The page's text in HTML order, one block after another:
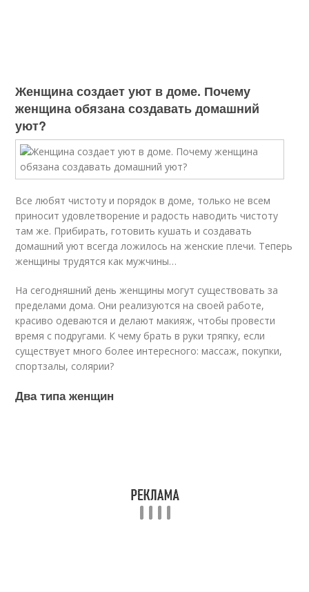
Женщина создает уют в доме. Почему
женщина обязана создавать домашний
уют?
Все любят чистоту и порядок в доме, только не всем
приносит удовлетворение и радость наводить чистоту
там же. Прибирать, готовить кушать и создавать
домашний уют всегда ложилось на женские плечи. Теперь
женщины трудятся как мужчины…
На сегодняшний день женщины могут существовать за
пределами дома. Они реализуются на своей работе,
красиво одеваются и делают макияж, чтобы провести
время с подругами. К чему брать в руки тряпку, если
существует много более интересного: массаж, покупки,
спортзалы, солярии?
Два типа женщин